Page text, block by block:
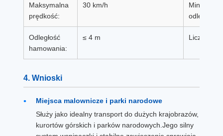
Maksymalna
prędkość:
30 km/h
Minimalny
odległość:
Odległość
hamowania:
≤ 4 m Liczba
4. Wnioski
Miejsca malownicze i parki narodowe
Służy jako idealny transport do dużych krajobrazów,
kurortów górskich i parków narodowych.Jego silny